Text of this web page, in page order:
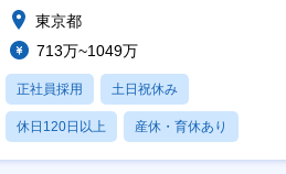
東京都
713万~1049万
正社員採用 土日祝休み
休日120日以上 産休・育休あり
月残業20時間以内